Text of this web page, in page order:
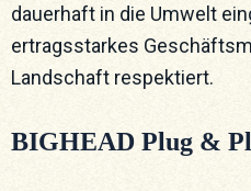
dauerhaft in die Umwelt
ertragsstarkes
Landschaft respektiert.
BIGHEAD Plug &